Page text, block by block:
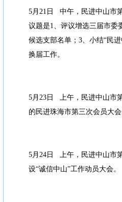
5月21日 中午，民进中山市
议题是1、评议增选三届市委
候选支部名单；3、小结“民
换届工作。
5月23日 上午，民进中山市
的民进珠海市第三次会员大会
5月24日 上午，民进中山市
设“诚信中山”工作动员大会。